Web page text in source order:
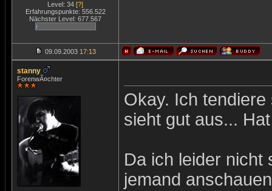
Level: 34 [?]
Erfahrungspunkte: 556.522
Nächster Level: 677.567
09.09.2003 17:13
stanny
ForenwÃ¤chter
Okay. Ich
sieht gut aus...
Da ich leider nicht
jemand